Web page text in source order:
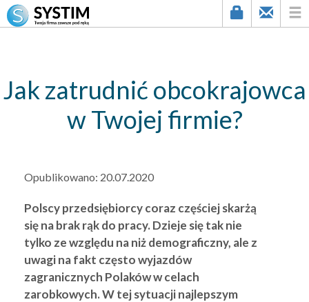
string(2) "56"
Jak zatrudnić obcokrajowca
w Twojej firmie?
Opublikowano: 20.07.2020
Polscy przedsiębiorcy coraz częściej skarżą
się na brak rąk do pracy. Dzieje się tak nie
tylko ze względu na niż demograficzny, ale z
uwagi na fakt często wyjazdów
zagranicznych Polaków w celach
zarobkowych. W tej sytuacji najlepszym